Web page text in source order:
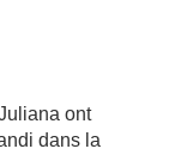
ont
dans la